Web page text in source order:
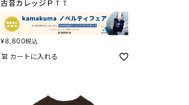
古音カレッジＰＴＴ
¥8,800税込
カートに入れる